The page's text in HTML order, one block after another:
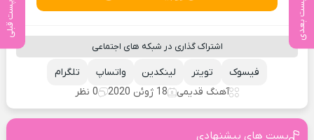
پست بعدی پست قبلی
اشتراک گذاری در شبکه های اجتماعی
تلگرام واتساپ لینکدین تویتر
فیسوک
آهنگ قدیمی
18 ژوئن 2020 0 نظر
پست های پیشنهادی